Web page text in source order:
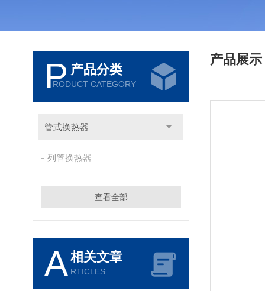
P 产品分类
RODUCT CATEGORY
管式换热器
列管换热器
查看全部
A相关文章
RTICLES
产品展示